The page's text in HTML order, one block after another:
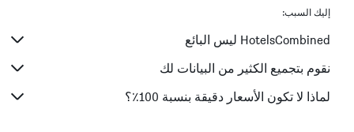
إليك السبب:
HotelsCombined ليس البائع
نقوم بتجميع الكثير من البيانات لك
لماذا لا تكون الأسعار دقيقة بنسبة 100٪؟